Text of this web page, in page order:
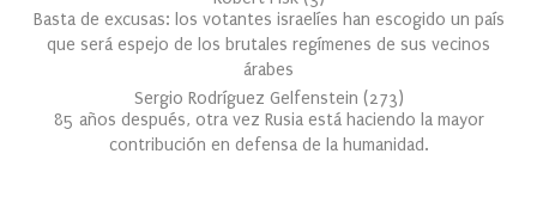
Basta de excusas: los votantes israelíes han escogido un país
que será espejo de los brutales regímenes de sus vecinos
árabes
Sergio Rodríguez Gelfenstein (273)
85 años después, otra vez Rusia está haciendo la mayor
contribución en defensa de la humanidad.